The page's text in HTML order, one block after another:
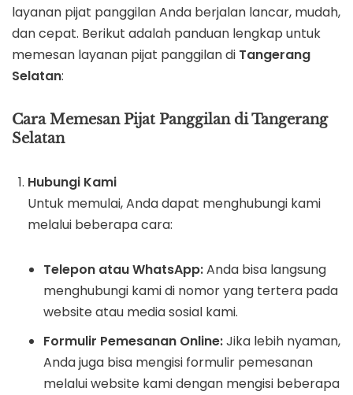
layanan pijat panggilan Anda berjalan lancar, mudah,
dan cepat. Berikut adalah panduan lengkap untuk
memesan layanan pijat panggilan di Tangerang
Selatan:
Cara Memesan Pijat Panggilan di Tangerang
Selatan
Hubungi Kami
Untuk memulai, Anda dapat menghubungi kami
melalui beberapa cara:
Telepon atau WhatsApp:Anda bisa langsung
menghubungi kami di nomor yang tertera pada
website atau media sosial kami.
Formulir Pemesanan Online:Jika lebih nyaman,
Anda juga bisa mengisi formulir pemesanan
melalui website kami dengan mengisi beberapa